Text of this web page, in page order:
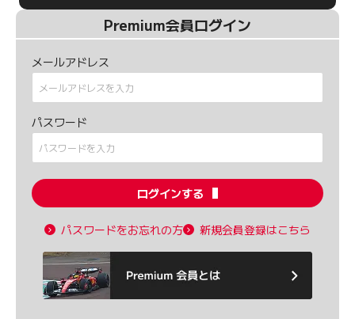
Premium会員ログイン
メールアドレス
パスワード
ログインする
パスワードをお忘れの方 新規会員登録はこちら